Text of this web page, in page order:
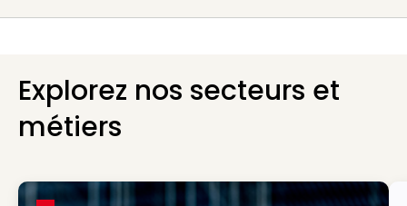
Explorez nos secteurs et
métiers